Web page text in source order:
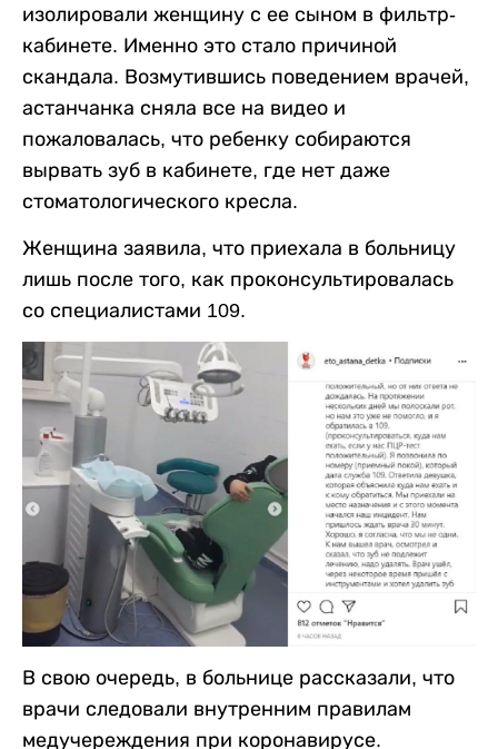
изолировали женщину с ее сыном в фильтр-
кабинете. Именно это стало причиной
скандала. Возмутившись поведением врачей,
астанчанка сняла все на видео и
пожаловалась, что ребенку собираются
вырвать зуб в кабинете, где нет даже
стоматологического кресла.
Женщина заявила, что приехала в больницу
лишь после того, как проконсультировалась
со специалистами 109.
В свою очередь, в больнице рассказали, что
врачи следовали внутренним правилам
медучереждения при коронавирусе.